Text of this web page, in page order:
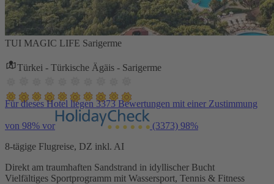
TUI MAGIC LIFE Sarigerme
Türkei - Türkische Ägäis - Sarigerme
Für dieses Hotel liegen 3373 Bewertungen mit einer Zustimmung
von 98% vor (3373) 98%
8-tägige Flugreise, DZ inkl. AI
Direkt am traumhaften Sandstrand in idyllischer Bucht
Vielfältiges Sportprogramm mit Wassersport, Tennis & Fitness